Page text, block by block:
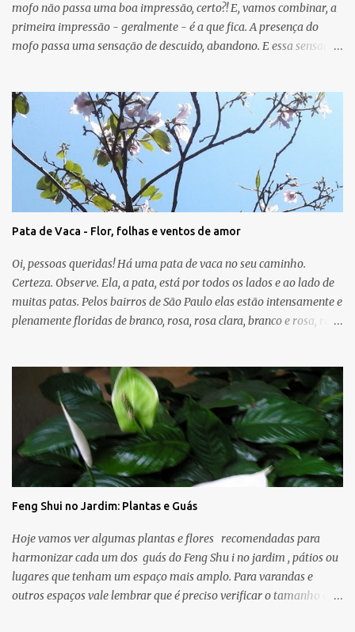
mofo não passa uma boa impressão, certo?! E, vamos combinar, a
primeira impressão - geralmente - é a que fica. A presença do
mofo passa uma sensação de descuido, abandono. E essa sensação,
devido as condições de umidade, falta de luz e falta de ventilação.
As manchas escuras podem aparecer nas paredes, no teto e até
mesmo no chão e, em geral, o mofo é causado por micro-
organismos (fungos, algas) que se proliferam com a umidade.
Para o Feng Shui, o mofo pode ser um sinal de que a energia do
guá em que ele aparece não vai bem. A casa pode mostrar, por
meio dessa manifestação física, que o relacionamento, o sucesso, o
trabalho, a saúde, a criatividade, a família, os amigos e/ou a
espiritualidade precisam de atenção. A cura será uma nova
pintura, somada a melhor ventilação do ...
Pata de Vaca - Flor, folhas e ventos de amor
Oi, pessoas queridas! Há uma pata de vaca no seu caminho.
Certeza. Observe. Ela, a pata, está por todos os lados e ao lado de
muitas patas. Pelos bairros de São Paulo elas estão intensamente e
plenamente floridas de branco, rosa, rosa clara, branco e rosa, rosa
cinzas, trânsito e agitação urbana que trazem boas energias e
mensagens de esperança, amor, paz. Dia desses de sol,
caminhando pelas ruas dos bairros próximos parei embaixo de
uma árvore que achei bonita e fotografei. Olhei com mais calma
para cima e percebi as folhas de coração e flores rosadas . E outro
dia desses - dia de muito vento - atravessei a rua perto da minha
casa e lá estava: outra árvore espalhando as folhas e as flores no
chão cinza. As árvores que menciono hoje são conhecidas como
Pata de Vaca ou Árvore Orquídea e suas folhas lembram o
formato da pata de vaca, por isso...
Feng Shui no Jardim: Plantas e Guás
Hoje vamos ver algumas plantas e flores recomendadas para
harmonizar cada um dos guás do Feng Shu i no jardim , pátios ou
lugares que tenham um espaço mais amplo. Para varandas e
outros espaços vale lembrar que é preciso verificar o tamanho da